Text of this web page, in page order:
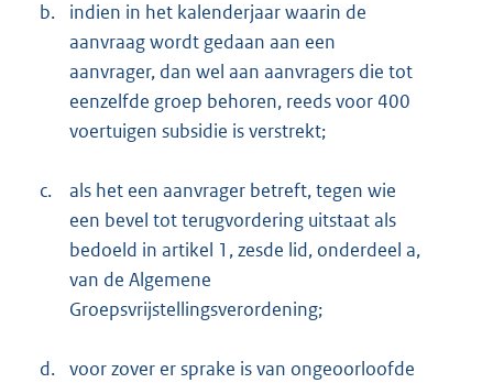
b.
indien in het kalenderjaar waarin de
aanvraag wordt gedaan aan een
aanvrager, dan wel aan aanvragers die tot
eenzelfde groep behoren, reeds voor 400
voertuigen subsidie is verstrekt;
c.
als het een aanvrager betreft, tegen wie
een bevel tot terugvordering uitstaat als
bedoeld in artikel 1, zesde lid, onderdeel a,
van de Algemene
Groepsvrijstellingsverordening;
d. voor zover er sprake is van ongeoorloofde